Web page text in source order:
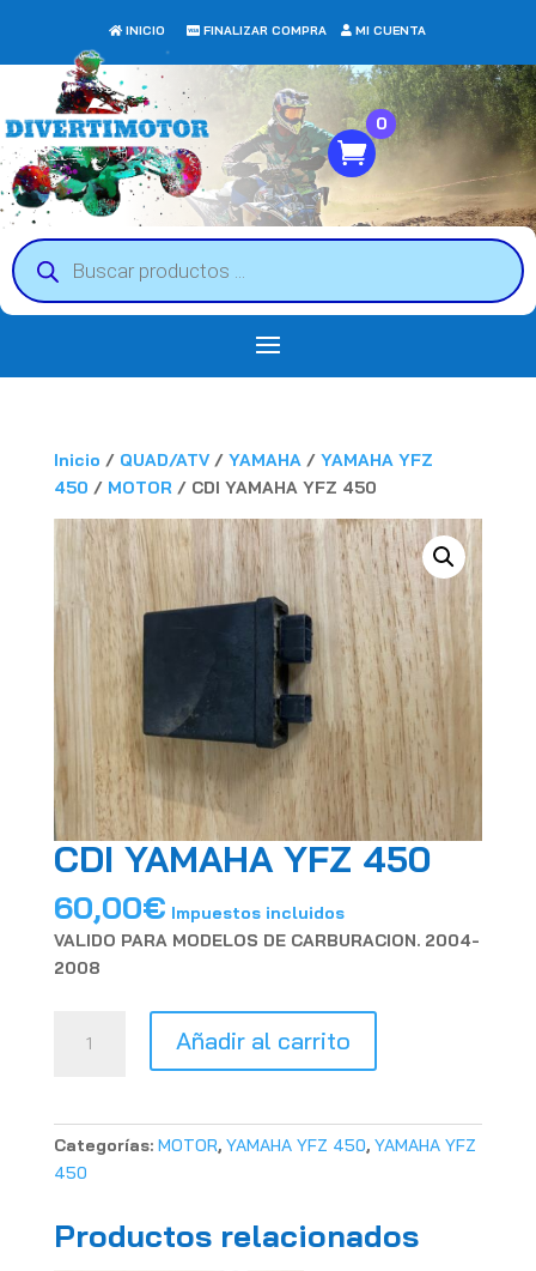
INICIO FINALIZAR COMPRA MI CUENTA
Búsqueda
de
productos
0
Inicio / QUAD/ATV/ YAMAHA/ YAMAHA YFZ
450 / MOTOR/ CDI YAMAHA YFZ 450
CDI YAMAHA YFZ 450
60,00€ Impuestos incluidos
VALIDO PARA MODELOS DE CARBURACION. 2004-
2008
YAMAHA
cantidad
Añadir al carrito
Categorías: MOTOR, YAMAHA YFZ 450, YAMAHA YFZ
450
Productos relacionados